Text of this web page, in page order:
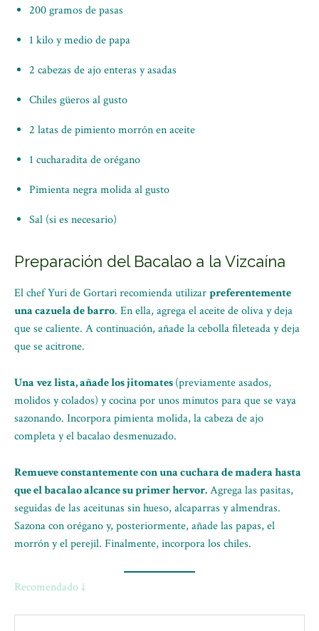
200 gramos de pasas
1 kilo y medio de papa
2 cabezas de ajo enteras y asadas
Chiles güeros al gusto
2 latas de pimiento morrón en aceite
1 cucharadita de orégano
Pimienta negra molida al gusto
Sal (si es necesario)
Preparación del Bacalao a la Vizcaína
El chef Yuri de Gortari recomienda utilizarpreferentemente
una cazuela de barro. En ella, agrega el aceite de oliva y deja
que se caliente. A continuación, añade la cebolla fileteada y deja
que se acitrone.
Una vez lista, añade los jitomates(previamente asados,
molidos y colados) y cocina por unos minutos para que se vaya
sazonando. Incorpora pimienta molida, la cabeza de ajo
completa y el bacalao desmenuzado.
Remueve constantemente con una cuchara de madera hasta
que el bacalao alcance su primer hervor.Agrega las pasitas,
seguidas de las aceitunas sin hueso, alcaparras y almendras.
Sazona con orégano y, posteriormente, añade las papas, el
morrón y el perejil. Finalmente, incorpora los chiles.
Recomendado ↓